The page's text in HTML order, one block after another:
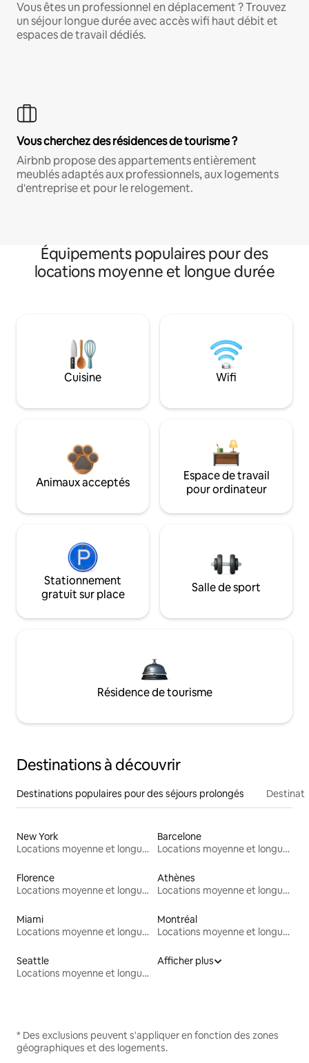
Vous êtes un professionnel en déplacement ? Trouvez
un séjour longue durée avec accès wifi haut débit et
espaces de travail dédiés.
Vous cherchez des résidences de tourisme ?
Airbnb propose des appartements entièrement
meublés adaptés aux professionnels, aux logements
d'entreprise et pour le relogement.
Équipements populaires pour des
locations moyenne et longue durée
Cuisine Wifi
Animaux acceptés
Espace de travail
pour ordinateur
Stationnement
gratuit sur place
Salle de sport
Résidence de tourisme
Destinations à découvrir
Destinations populaires pour des séjours prolongés
New York
Locations moyenne et longue durée
Barcelone
Locations moyenne et longue durée
Florence
Locations moyenne et longue durée
Athènes
Locations moyenne et longue durée
Miami
Locations moyenne et longue durée
Montréal
Locations moyenne et longue durée
Seattle
Locations moyenne et longue durée
Afficher plus
* Des exclusions peuvent s'appliquer en fonction des zones
géographiques et des logements.